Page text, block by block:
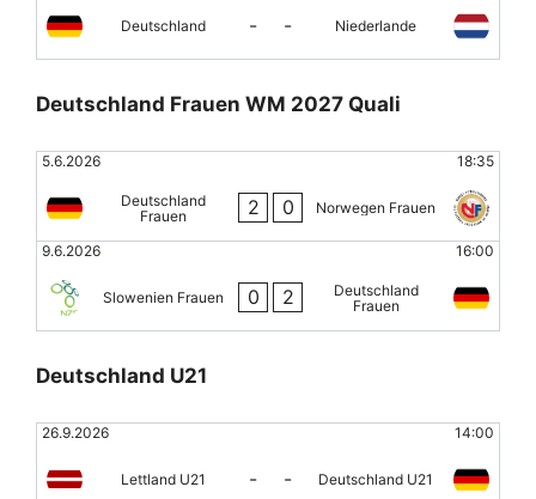
Deutschland - - Niederlande
Deutschland Frauen WM 2027 Quali
5.6.2026 18:35
Deutschland
Frauen
2 0 Norwegen Frauen
9.6.2026 16:00
Slowenien Frauen 0 2
Deutschland
Frauen
Deutschland U21
26.9.2026 14:00
Lettland U21 - - Deutschland U21